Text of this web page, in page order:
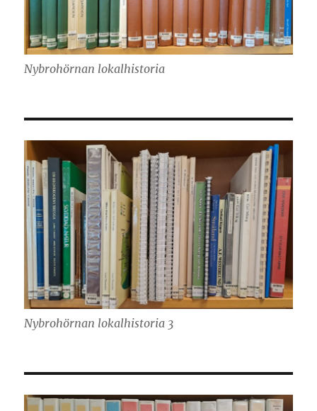
Nybrohörnan lokalhistoria
Nybrohörnan lokalhistoria 3